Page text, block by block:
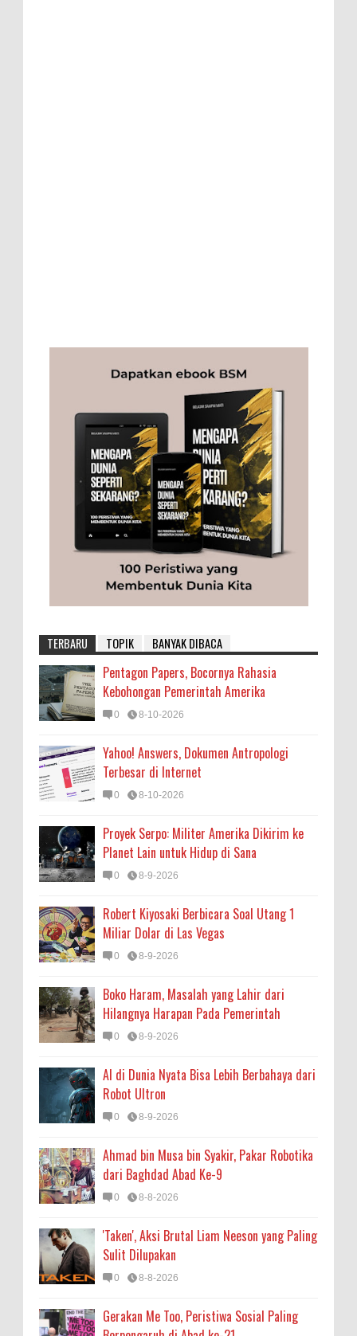
TERBARU TOPIK BANYAK DIBACA
Pentagon Papers, Bocornya Rahasia
Kebohongan Pemerintah Amerika
0 8-10-2026
Yahoo! Answers, Dokumen Antropologi
Terbesar di Internet
0 8-10-2026
Proyek Serpo: Militer Amerika Dikirim ke
Planet Lain untuk Hidup di Sana
0 8-9-2026
Robert Kiyosaki Berbicara Soal Utang 1
Miliar Dolar di Las Vegas
0 8-9-2026
Boko Haram, Masalah yang Lahir dari
Hilangnya Harapan Pada Pemerintah
0 8-9-2026
AI di Dunia Nyata Bisa Lebih Berbahaya dari
Robot Ultron
0 8-9-2026
Ahmad bin Musa bin Syakir, Pakar Robotika
dari Baghdad Abad Ke-9
0 8-8-2026
'Taken', Aksi Brutal Liam Neeson yang Paling
Sulit Dilupakan
0 8-8-2026
Gerakan Me Too, Peristiwa Sosial Paling